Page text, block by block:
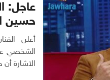
عاجل:
حسين
أعلن
الشخصي
الاشارة